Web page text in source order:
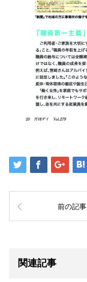
前の記事
関連記事